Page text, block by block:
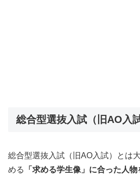
総合型選抜入試（旧AO入
総合型選抜入試（旧AO入試）とは
める
「求める学生像」に合った人